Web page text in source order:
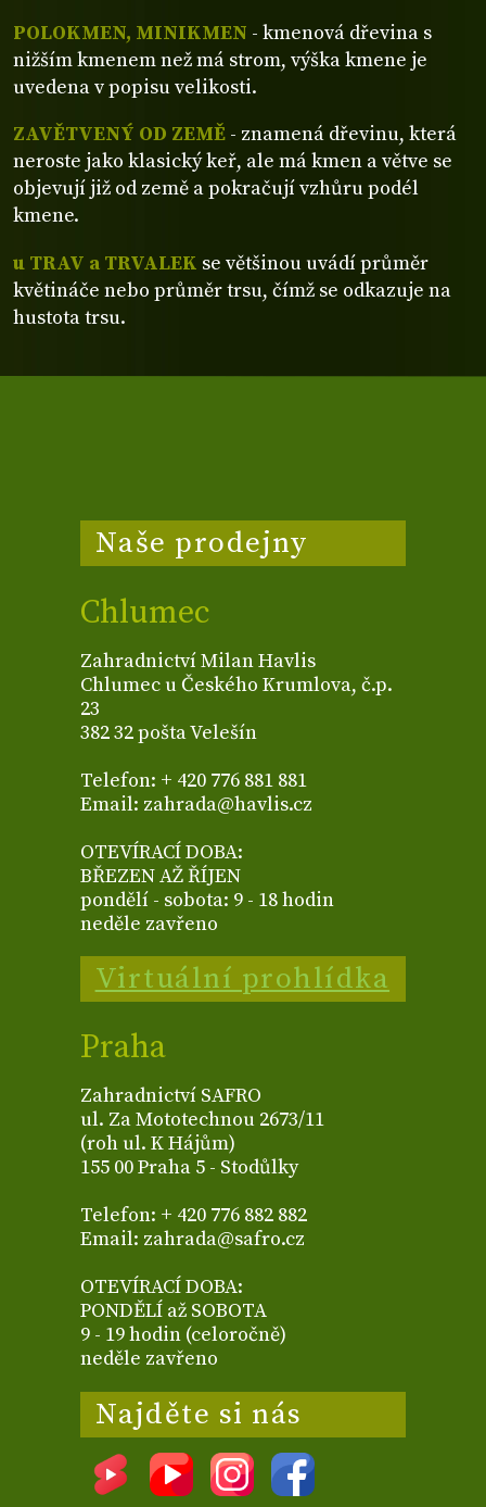
POLOKMEN, MINIKMEN - kmenová dřevina s
nižším kmenem než má strom, výška kmene je
uvedena v popisu velikosti.
ZAVĚTVENÝ OD ZEMĚ - znamená dřevinu, která
neroste jako klasický keř, ale má kmen a větve se
objevují již od země a pokračují vzhůru podél
kmene.
u TRAV a TRVALEK se většinou uvádí průměr
květináče nebo průměr trsu, čímž se odkazuje na
hustota trsu.
Naše prodejny
Chlumec
Zahradnictví Milan Havlis
Chlumec u Českého Krumlova, č.p.
23
382 32 pošta Velešín
Telefon: + 420 776 881 881
Email: zahrada@havlis.cz
OTEVÍRACÍ DOBA:
BŘEZEN AŽ ŘÍJEN
pondělí - sobota: 9 - 18 hodin
neděle zavřeno
Virtuální prohlídka
Praha
Zahradnictví SAFRO
ul. Za Mototechnou 2673/11
(roh ul. K Hájům)
155 00 Praha 5 - Stodůlky
Telefon: + 420 776 882 882
Email: zahrada@safro.cz
OTEVÍRACÍ DOBA:
PONDĚLÍ až SOBOTA
9 - 19 hodin (celoročně)
neděle zavřeno
Najděte si nás